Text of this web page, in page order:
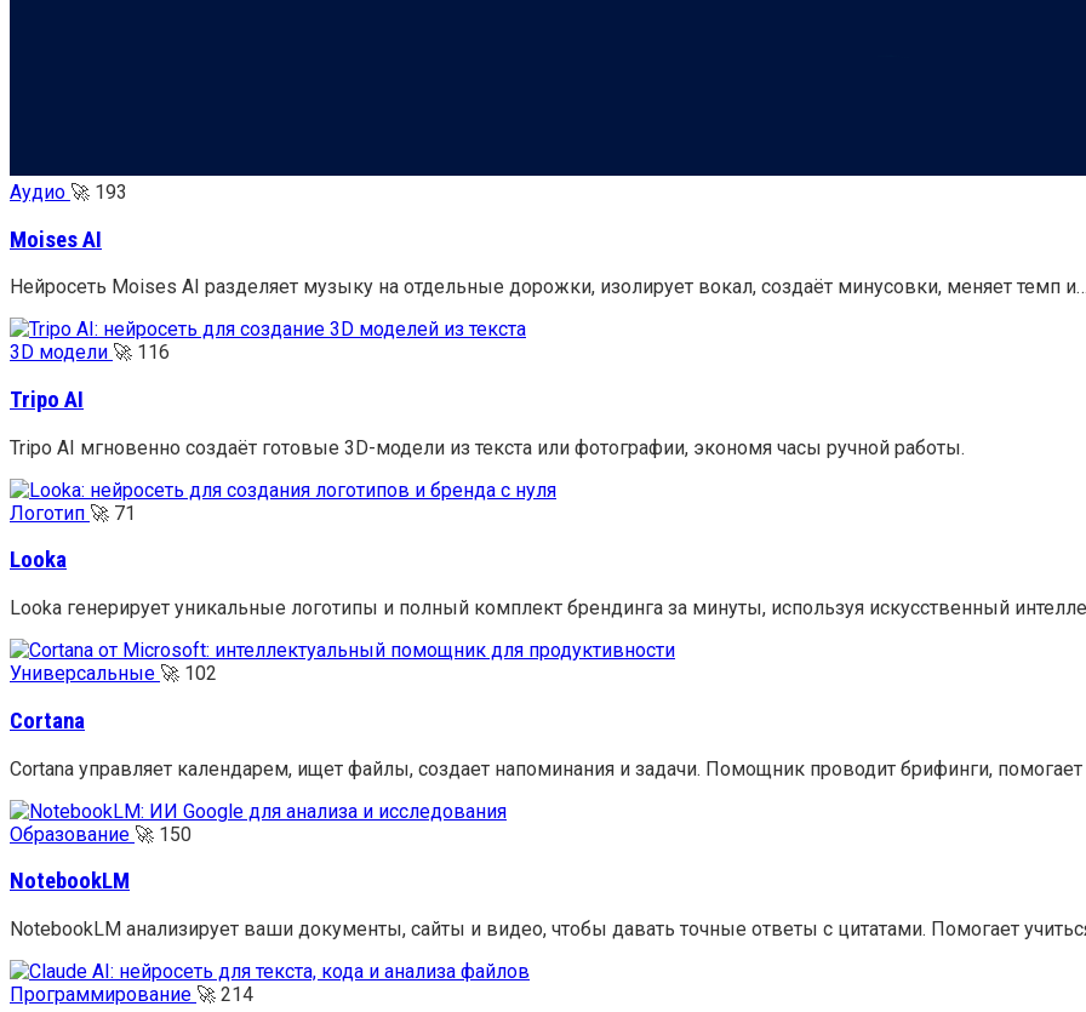
Аудио 🚀 193
Moises AI
Нейросеть Moises AI разделяет музыку на отдельные дорожки, изолирует вокал, создаёт минусовки, меняет темп
3D модели 🚀 116
Tripo AI
Tripo AI мгновенно создаёт готовые 3D-модели из текста или фотографии, экономя часы ручной работы.
Логотип 🚀 71
Looka
Looka генерирует уникальные логотипы и полный комплект брендинга за минуты, используя искусственный
Универсальные 🚀 102
Cortana
Cortana управляет календарем, ищет файлы, создает напоминания и задачи. Помощник проводит брифинги,
Образование 🚀 150
NotebookLM
NotebookLM анализирует ваши документы, сайты и видео, чтобы давать точные ответы с цитатами. Помогает
Программирование 🚀 214